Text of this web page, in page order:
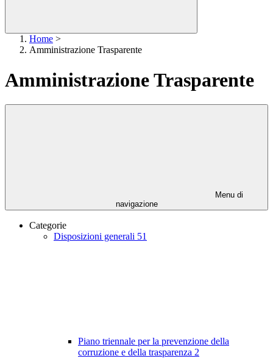
Home >
Amministrazione Trasparente
Amministrazione Trasparente
Menu di
navigazione
Categorie
Disposizioni generali 51
Piano triennale per la prevenzione della
corruzione e della trasparenza 2